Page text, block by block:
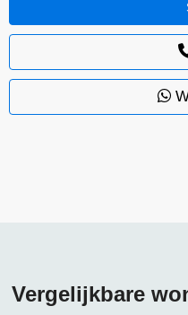
Vergelijkbare